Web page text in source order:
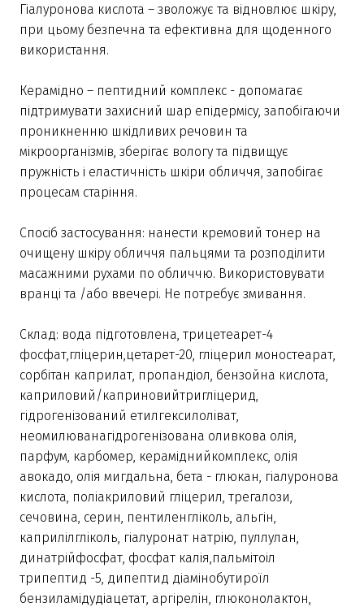
Гіалуронова кислота – зволожує та відновлює шкіру,
при цьому безпечна та ефективна для щоденного
використання.
Керамідно – пептидний комплекс - допомагає
підтримувати захисний шар епідермісу, запобігаючи
проникненню шкідливих речовин та
мікроорганізмів, зберігає вологу та підвищує
пружність і еластичність шкіри обличчя, запобігає
процесам старіння.
Спосіб застосування: нанести кремовий тонер на
очищену шкіру обличчя пальцями та розподілити
масажними рухами по обличчю. Використовувати
вранці та /або ввечері. Не потребує змивання.
Склад: вода підготовлена, трицетеарет-4
фосфат,гліцерин,цетарет-20, гліцерил моностеарат,
сорбітан каприлат, пропандіол, бензойна кислота,
каприловий/каприновийтригліцерид,
гідрогенізований етилгексилоліват,
неомилюванагідрогенізована оливкова олія,
парфум, карбомер, кераміднийкомплекс, олія
авокадо, олія мигдальна, бета - глюкан, гіалуронова
кислота, поліакриловий гліцерил, трегалози,
сечовина, серин, пентиленгліколь, альгін,
каприлілгліколь, гіалуронат натрію, пуллулан,
динатрійфосфат, фосфат калія,пальмітоіл
трипептид -5, дипептид діамінобутироїл
бензиламідудіацетат, аргірелін, глюконолактон,